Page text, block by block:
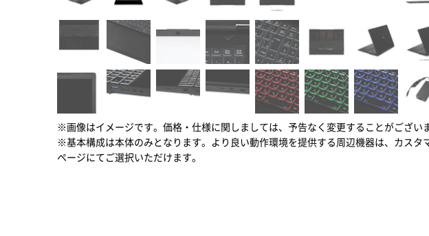
※画像はイメージです。価格・仕様に関しましては、予告なく変更することがございま
※基本構成は本体のみとなります。より良い動作環境を提供する周辺機器は、カスタ
ページにてご選択いただけます。